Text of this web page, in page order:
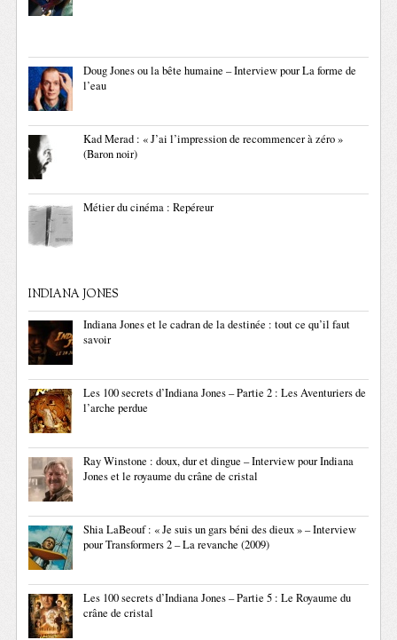
Doug Jones ou la bête humaine – Interview pour La forme de
l’eau
Kad Merad : « J’ai l’impression de recommencer à zéro »
(Baron noir)
Métier du cinéma : Repéreur
INDIANA JONES
Indiana Jones et le cadran de la destinée : tout ce qu’il faut
savoir
Les 100 secrets d’Indiana Jones – Partie 2 : Les Aventuriers de
l’arche perdue
Ray Winstone : doux, dur et dingue – Interview pour Indiana
Jones et le royaume du crâne de cristal
Shia LaBeouf : « Je suis un gars béni des dieux » – Interview
pour Transformers 2 – La revanche (2009)
Les 100 secrets d’Indiana Jones – Partie 5 : Le Royaume du
crâne de cristal